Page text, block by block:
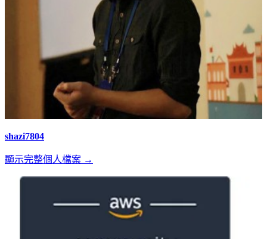
shazi7804
顯示完整個人檔案 →